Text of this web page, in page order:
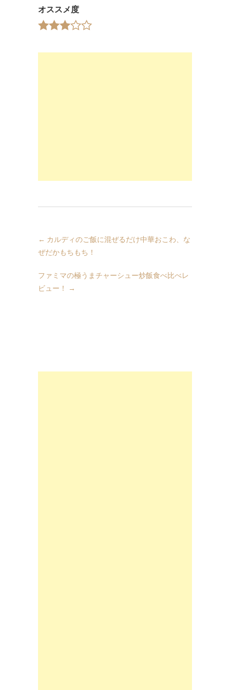
オススメ度
← カルディのご飯に混ぜるだけ中華おこわ、な
ぜだかもちもち！
ファミマの極うまチャーシュー炒飯食べ比べレ
ビュー！
→